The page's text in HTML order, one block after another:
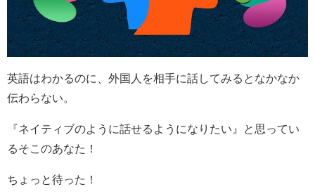
英語はわかるのに、外国人を相手に話してみるとなかなか
伝わらない。
『ネイティブのように話せるようになりたい』と思ってい
るそこのあなた！
ちょっと待った！